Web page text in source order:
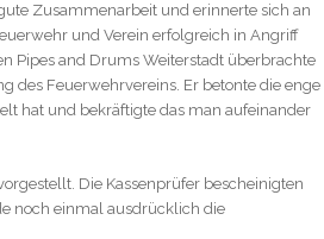
Zusammenarbeit und erinnerte sich an
und Verein erfolgreich in Angriff
Pipes and Drums Weiterstadt überbrachte
des Feuerwehrvereins. Er betonte die enge
hat und bekräftigte das man aufeinander
Die Kassenprüfer bescheinigten
noch einmal ausdrücklich die